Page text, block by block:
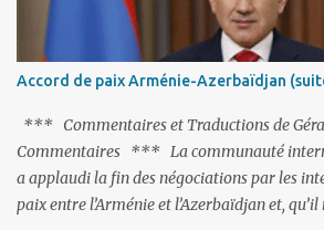
l'Arménie réelle ». Même les trois présidents
trouvent pas grâce à ses yeux, les traitant
de les traîner en justice. Et comme les
pas, il s'attaque aux dignitaires de l'Église
Accord de paix Arménie-Azerbaïdjan
*** Commentaires et Traductions de
Commentaires *** La communauté
a applaudi la fin des négociations par les
paix entre l’Arménie et l’Azerbaïdjan et, qu’il